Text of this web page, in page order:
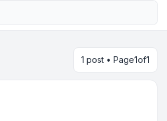
search
1 post • Page1of1